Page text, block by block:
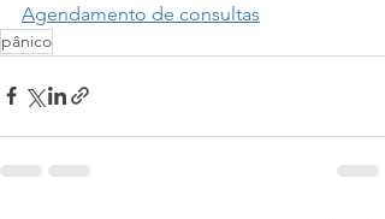
Agendamento de consultas
pânico